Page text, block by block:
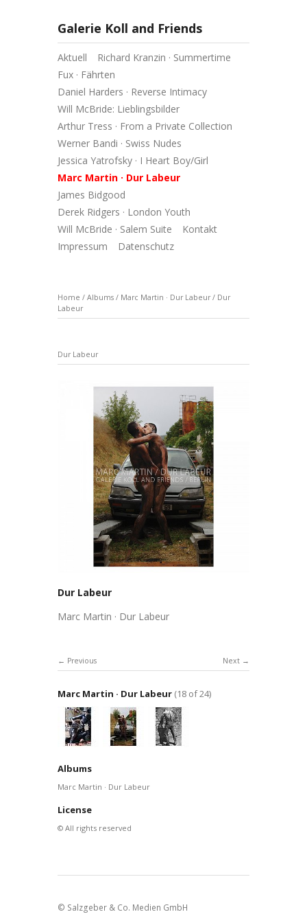
Galerie Koll and Friends
Aktuell
Richard Kranzin · Summertime
Fux · Fährten
Daniel Harders · Reverse Intimacy
Will McBride: Lieblingsbilder
Arthur Tress · From a Private Collection
Werner Bandi · Swiss Nudes
Jessica Yatrofsky · I Heart Boy/Girl
Marc Martin · Dur Labeur
James Bidgood
Derek Ridgers · London Youth
Will McBride · Salem Suite
Kontakt
Impressum
Datenschutz
Home / Albums / Marc Martin · Dur Labeur/ Dur
Labeur
Dur Labeur
Dur Labeur
Marc Martin · Dur Labeur
Next
Previous
Marc Martin · Dur Labeur (18 of 24)
Albums
Marc Martin · Dur Labeur
License
© All rights reserved
© Salzgeber & Co. Medien GmbH